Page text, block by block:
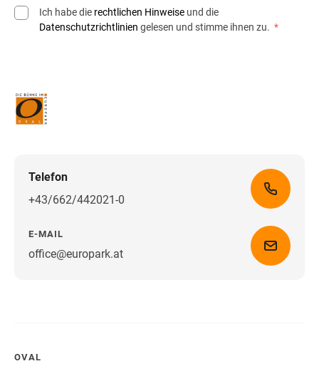
Ich habe die rechtlichen Hinweise und die
Datenschutzrichtlinien gelesen und stimme ihnen zu. *
Telefon
+43/662/442021-0
E-MAIL
office@europark.atWegbeschreibung erhalten
OVAL